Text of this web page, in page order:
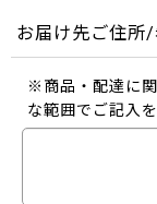
お届け先ご住所
※商品・配達に
な範囲でご記入